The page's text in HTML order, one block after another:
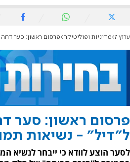
ערוץ 7 מדיניות ופוליטיקה פרסום ראשון: סער דחה הצעה
פרסום ראשון: סער
ל"דיל" - נשיאות
לסער הוצע לוודא כי ייבחר לנשיא